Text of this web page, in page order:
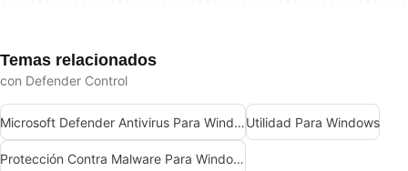
Temas relacionados
con Defender Control
Microsoft Defender Antivirus Para WindowsUtilidad Para Windows
Protección Contra Malware Para Windows